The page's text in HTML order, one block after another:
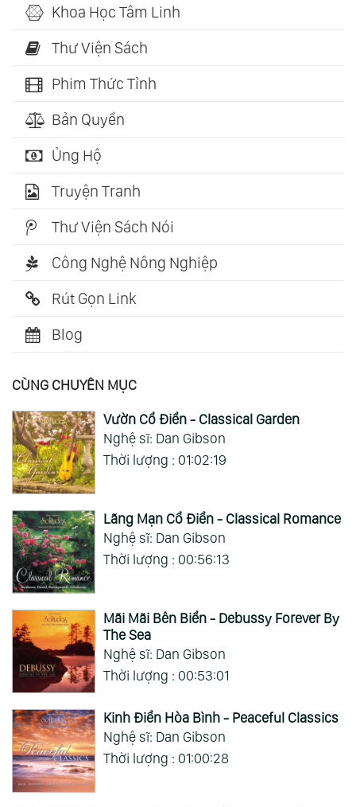
Khoa Học Tâm Linh
Thư Viện Sách
Phim Thức Tỉnh
Bản Quyền
Ủng Hộ
Truyện Tranh
Thư Viện Sách Nói
Công Nghệ Nông Nghiệp
Rút Gọn Link
Blog
CÙNG CHUYÊN MỤC
Vườn Cổ Điển - Classical Garden
Nghệ sĩ: Dan Gibson
Thời lượng : 01:02:19
Lãng Mạn Cổ Điển - Classical Romance
Nghệ sĩ: Dan Gibson
Thời lượng : 00:56:13
Mãi Mãi Bên Biển - Debussy Forever By
The Sea
Nghệ sĩ: Dan Gibson
Thời lượng : 00:53:01
Kinh Điển Hòa Bình - Peaceful Classics
Nghệ sĩ: Dan Gibson
Thời lượng : 01:00:28